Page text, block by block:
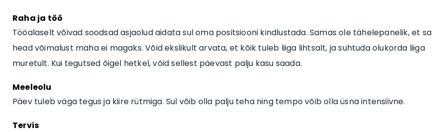
Raha ja töö
Tööalaselt võivad soodsad asjaolud aidata sul oma positsiooni kindlustada. Samas ole tähelepanelik, et sa
head võimalust maha ei magaks. Võid ekslikult arvata, et kõik tuleb liiga lihtsalt, ja suhtuda olukorda liiga
muretult. Kui tegutsed õigel hetkel, võid sellest päevast palju kasu saada.
Meeleolu
Päev tuleb väga tegus ja kiire rütmiga. Sul võib olla palju teha ning tempo võib olla üsna intensiivne.
Tervis